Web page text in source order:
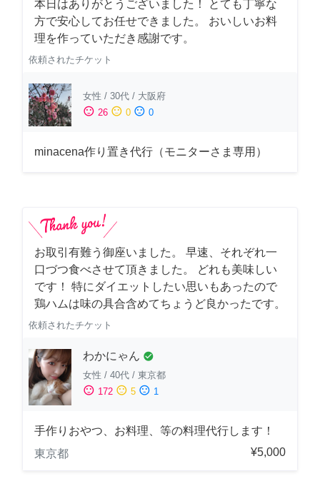
本日はありがとうございました！ とても丁寧な
方で安心してお任せできました。 おいしいお料
理を作っていただき感謝です。
依頼されたチケット
女性 / 30代 / 大阪府
sentiment_satisfied 26 sentiment_neutral 0 sentiment_dissatisfied 0
minacena作り置き代行（モニターさま専用）
お取引有難う御座いました。 早速、それぞれ一
口づつ食べさせて頂きました。 どれも美味しい
です！ 特にダイエットしたい思いもあったので
鶏ハムは味の具合含めてちょうど良かったです。
依頼されたチケット
わかにゃん check_circle
女性 / 40代 / 東京都
sentiment_satisfied 172 sentiment_neutral 5 sentiment_dissatisfied 1
手作りおやつ、お料理、等の料理代行します！
東京都
¥5,000